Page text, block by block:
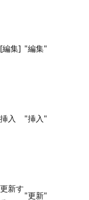
[編集] "編集"
挿入 "挿入"
更新す
"更新"